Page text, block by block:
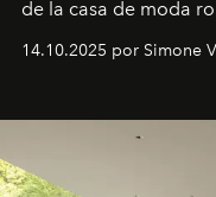
de la casa de moda
14.10.2025 por Simone